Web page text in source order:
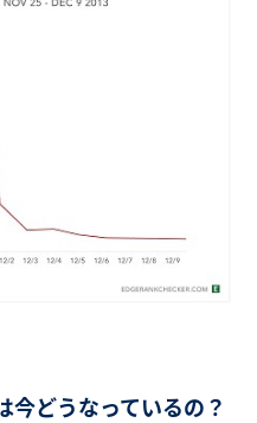
今どうなっているの？